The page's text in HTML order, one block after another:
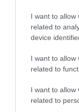
I want to allow
related to
device
I want to allow
related to
I want to allow
related to
Τουρισμός